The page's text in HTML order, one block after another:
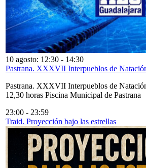
10 agosto: 12:30 - 14:30
Pastrana. XXXVII Interpueblos de
Pastrana. XXXVII Interpueblos de
12,30 horas Piscina Municipal de Pastrana
23:00 - 23:59
Traid. Proyección bajo las estrellas